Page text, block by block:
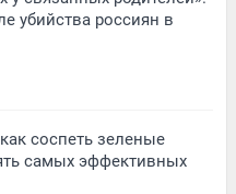
убийства россиян в
соспеть зеленые
самых эффективных